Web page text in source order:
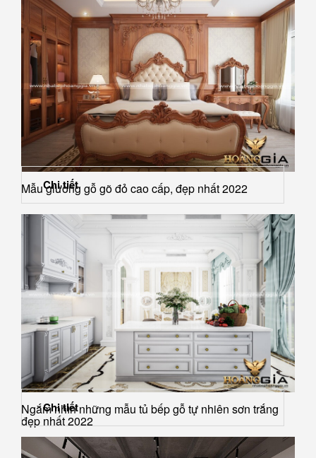
Mẫu giường gỗ gõ đỏ cao cấp, đẹp nhất 2022
Chi tiết
Ngắm nhìn những mẫu tủ bếp gỗ tự nhiên sơn trắng
đẹp nhất 2022
Chi tiết